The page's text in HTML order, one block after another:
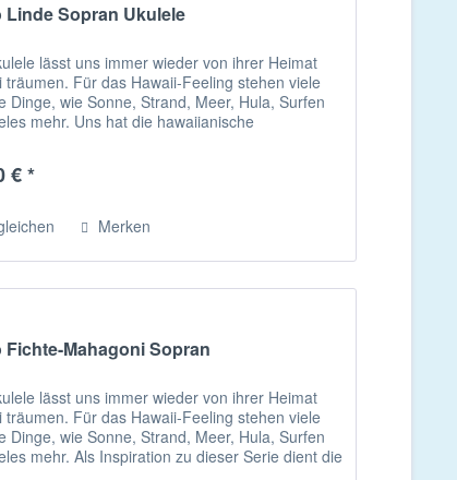
Linde Sopran Ukulele
lässt uns immer wieder von ihrer Heimat
träumen. Für das Hawaii-Feeling stehen viele
Dinge, wie Sonne, Strand, Meer, Hula, Surfen
mehr. Uns hat die hawaiianische
€ *
Merken
Fichte-Mahagoni Sopran
lässt uns immer wieder von ihrer Heimat
träumen. Für das Hawaii-Feeling stehen viele
Dinge, wie Sonne, Strand, Meer, Hula, Surfen
mehr. Als Inspiration zu dieser Serie dient die